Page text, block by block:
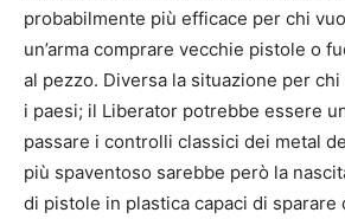
probabilmente più efficace per chi
un’arma comprare vecchie pistole o
al pezzo. Diversa la situazione per
i paesi; il Liberator potrebbe essere
passare i controlli classici dei metal
più spaventoso sarebbe però la
di pistole in plastica capaci di sparare